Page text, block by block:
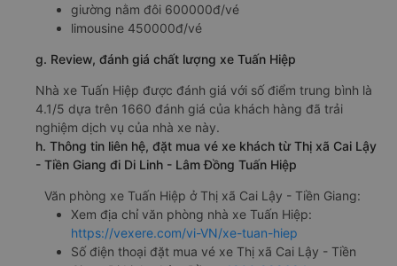
giường nằm đôi 600000đ/vé
limousine 450000đ/vé
g. Review, đánh giá chất lượng xe Tuấn Hiệp
Nhà xe Tuấn Hiệp được đánh giá với số điểm trung bình là
4.1/5 dựa trên 1660 đánh giá của khách hàng đã trải
nghiệm dịch vụ của nhà xe này.
h. Thông tin liên hệ, đặt mua vé xe khách từ Thị xã Cai Lậy
- Tiền Giang đi Di Linh - Lâm Đồng Tuấn Hiệp
Văn phòng xe Tuấn Hiệp ở Thị xã Cai Lậy - Tiền Giang:
Xem địa chỉ văn phòng nhà xe Tuấn Hiệp:
https://vexere.com/vi-VN/xe-tuan-hiep
Số điện thoại đặt mua vé xe Thị xã Cai Lậy - Tiền